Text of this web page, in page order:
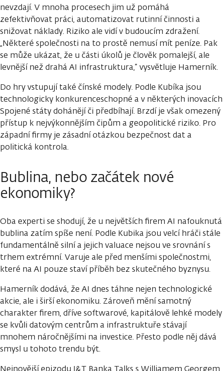
nevzdají. V mnoha procesech jim už pomáhá
zefektivňovat práci, automatizovat rutinní činnosti a
snižovat náklady. Riziko ale vidí v budoucím zdražení.
„Některé společnosti na to prostě nemusí mít peníze. Pak
se může ukázat, že u části úkolů je člověk pomalejší, ale
levnější než drahá AI infrastruktura,” vysvětluje Hamerník.
Do hry vstupují také čínské modely. Podle Kubíka jsou
technologicky konkurenceschopné a v některých inovacích
Spojené státy dohánějí či předbíhají. Brzdí je však omezený
přístup k nejvýkonnějším čipům a geopolitické riziko. Pro
západní firmy je zásadní otázkou bezpečnost dat a
politická kontrola.
Bublina, nebo začátek nové
ekonomiky?
Oba experti se shodují, že u největších firem AI nafouknutá
bublina zatím spíše není. Podle Kubika jsou velcí hráči stále
fundamentálně silní a jejich valuace nejsou ve srovnání s
trhem extrémní. Varuje ale před menšími společnostmi,
které na AI pouze staví příběh bez skutečného byznysu.
Hamerník dodává, že AI dnes táhne nejen technologické
akcie, ale i širší ekonomiku. Zároveň mění samotný
charakter firem, dříve softwarové, kapitálově lehké modely
se kvůli datovým centrům a infrastruktuře stávají
mnohem náročnějšími na investice. Přesto podle něj dává
smysl u tohoto trendu být.
Nejnovější epizodu J&T Banka Talks s Williamem Georgem